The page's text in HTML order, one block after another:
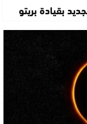
بقيادة بريتو